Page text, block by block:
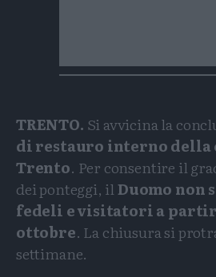
TRENTO. Si avvicina la
di restauro interno della
Trento. Per consentire il
dei ponteggi, ilDuomo non
fedeli e visitatori a
ottobre. La chiusura si
settimane.